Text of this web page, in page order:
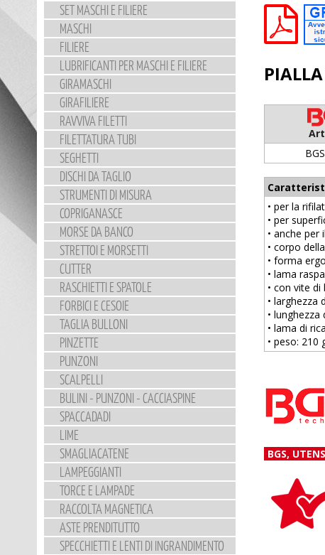
SET MASCHI E FILIERE
MASCHI
FILIERE
LUBRIFICANTI PER MASCHI E FILIERE
GIRAMASCHI
GIRAFILIERE
RAVVIVA FILETTI
FILETTATURA TUBI
SEGHETTI
DISCHI DA TAGLIO
STRUMENTI DI MISURA
COPRIGANASCE
MORSE DA BANCO
STRETTOI E MORSETTI
CUTTER
RASCHIETTI E SPATOLE
FORBICI E CESOIE
TAGLIA BULLONI
PINZETTE
PUNZONI
SCALPELLI
BULINI - PUNZONI - CACCIASPINE
SPACCADADI
LIME
SMAGLIACATENE
LAMPEGGIANTI
TORCE E LAMPADE
RACCOLTA MAGNETICA
ASTE PRENDITUTTO
SPECCHIETTI E LENTI DI INGRANDIMENTO
• per la
• per
• anche
• corpo
• forma
• lama
• con vite
• larghezza
•
• lama di
• peso: 210
BGS,